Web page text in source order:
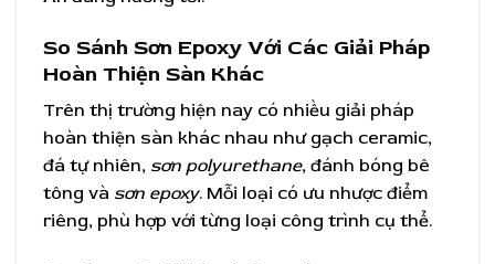
So Sánh Sơn Epoxy Với Các Giải Pháp
Hoàn Thiện Sàn Khác
Trên thị trường hiện nay có nhiều giải pháp
hoàn thiện sàn khác nhau như gạch ceramic,
đá tự nhiên, sơn polyurethane, đánh bóng bê
tông và sơn epoxy. Mỗi loại có ưu nhược điểm
riêng, phù hợp với từng loại công trình cụ thể.